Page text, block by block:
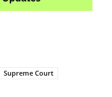
Supreme Court